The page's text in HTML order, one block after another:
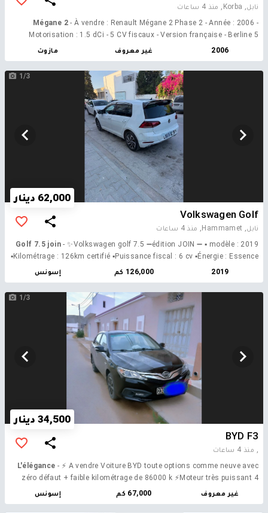
نابل, Korba,
منذ 4 ساعات
Mégane 2 - À vendre : Renault Mégane 2 Phase 2 - Année : 2006 -
Motorisation : 1.5 dCi - 5 CV fiscaux - Version française - Berline 5
portes - Série 208 Véhicule en très bon état général. - Climatisation
Moteur et mécanique en bon état - Voiture propre et bien entretenue
2006 غير معروف مازوت
1/3
62,000 دينار
Volkswagen Golf
نابل, Hammamet,
منذ 4 ساعات
Golf 7.5 join - ✨Volkswagen golf 7.5 ➖édition JOIN ➖ ▪️ modèle : 2019
▪️Kilométrage : 126km certifié ▪️Puissance fiscal : 6 cv ▪️Énergie : Essence
▪️Boite : manuel 6 rapport ➖Options : ►climatronic ►Téléphone +
►Rétroviseur électrique rabattable ►phares led ►climatisation
automatique bizone ►régulateur de vitesse ► écran tactile ►radar de
recul 📱Contact : 24070807 Seri 243 voir moins
2019 126,000 كم إسونس
1/3
34,500 دينار
BYD F3
, منذ 4 ساعات
L'élégance - ⚡ A vendre Voiture BYD toute options comme neuve avec
zéro défaut + faible kilométrage de 86000 k ⚡Moteur très puissant 4
cylin Prix Négociable sur place N.B Un bon projet pour famille
غير معروف 67,000 كم إسونس